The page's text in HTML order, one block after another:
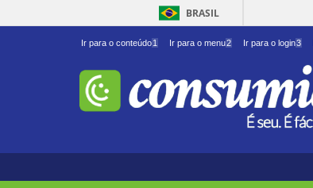
BRASIL
Ir para o conteúdo1 Ir para o menu2 Ir para o login3